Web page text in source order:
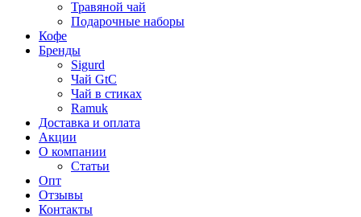
Травяной чай
Подарочные наборы
Кофе
Бренды
Sigurd
Чай GtC
Чай в стиках
Ramuk
Доставка и оплата
Акции
О компании
Статьи
Опт
Отзывы
Контакты